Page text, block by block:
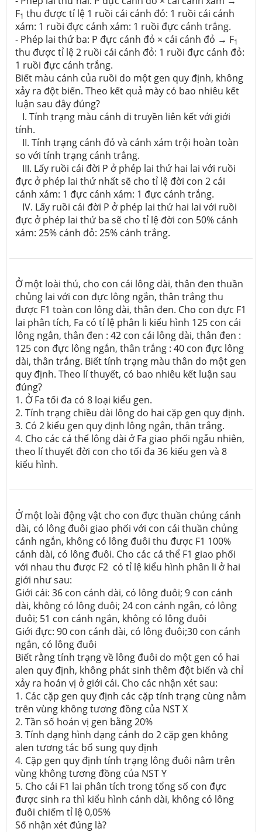
F1 thu được tỉ lệ 1 ruồi cái cánh đỏ: 1 ruồi cái cánh
xám: 1 ruồi đực cánh xám: 1 ruồi đực cánh trắng.
- Phép lai thứ ba: P đực cánh đỏ × cái cánh đỏ → F1
thu được tỉ lệ 2 ruồi cái cánh đỏ: 1 ruồi đực cánh đỏ:
1 ruồi đực cánh trắng.
Biết màu cánh của ruồi do một gen quy định, không
xảy ra đột biến. Theo kết quả mày có bao nhiêu kết
luận sau đây đúng?
I. Tính trạng màu cánh di truyền liên kết với giới
tính.
II. Tính trạng cánh đỏ và cánh xám trội hoàn toàn
so với tính trạng cánh trắng.
III. Lấy ruồi cái đời P ở phép lai thứ hai lai với ruồi
đực ở phép lai thứ nhất sẽ cho tỉ lệ đời con 2 cái
cánh xám: 1 đực cánh xám: 1 đực cánh trắng.
IV. Lấy ruồi cái đời P ở phép lai thứ hai lai với ruồi
đực ở phép lai thứ ba sẽ cho tỉ lệ đời con 50% cánh
xám: 25% cánh đỏ: 25% cánh trắng.
Ở một loài thú, cho con cái lông dài, thân đen thuần
chủng lai với con đực lông ngắn, thân trắng thu
được F1 toàn con lông dài, thân đen. Cho con đực F1
lai phân tích, Fa có tỉ lệ phân li kiểu hình 125 con cái
lông ngắn, thân đen : 42 con cái lông dài, thân đen :
125 con đực lông ngắn, thân trắng : 40 con đực lông
dài, thân trắng. Biết tính trạng màu thân do một gen
quy định. Theo lí thuyết, có bao nhiêu kết luận sau
đúng?
1. Ở Fa tối đa có 8 loại kiểu gen.
2. Tính trạng chiều dài lông do hai cặp gen quy định.
3. Có 2 kiểu gen quy định lông ngắn, thân trắng.
4. Cho các cá thể lông dài ở Fa giao phối ngẫu nhiên,
theo lí thuyết đời con cho tối đa 36 kiểu gen và 8
kiểu hình.
Ở một loài động vật cho con đực thuần chủng cánh
dài, có lông đuôi giao phối với con cái thuần chủng
cánh ngắn, không có lông đuôi thu được F1 100%
cánh dài, có lông đuôi. Cho các cá thể F1 giao phối
với nhau thu được F2 có tỉ lệ kiểu hình phân li ở hai
giới như sau:
Giới cái: 36 con cánh dài, có lông đuôi; 9 con cánh
dài, không có lông đuôi; 24 con cánh ngắn, có lông
đuôi; 51 con cánh ngắn, không có lông đuôi
Giới đực: 90 con cánh dài, có lông đuôi;30 con cánh
ngắn, có lông đuôi
Biết rằng tính trạng về lông đuôi do một gen có hai
alen quy định, không phát sinh thêm đột biến và chỉ
xảy ra hoán vị ở giới cái. Cho các nhận xét sau:
1. Các cặp gen quy định các cặp tính trạng cùng nằm
trên vùng không tương đồng của NST X
2. Tần số hoán vị gen bằng 20%
3. Tính dạng hình dạng cánh do 2 cặp gen không
alen tương tác bổ sung quy định
4. Cặp gen quy định tính trạng lông đuôi nằm trên
vùng không tương đồng của NST Y
5. Cho cái F1 lai phân tích trong tổng số con đực
được sinh ra thì kiểu hình cánh dài, không có lông
đuôi chiếm tỉ lệ 0,05%
Số nhận xét đúng là?